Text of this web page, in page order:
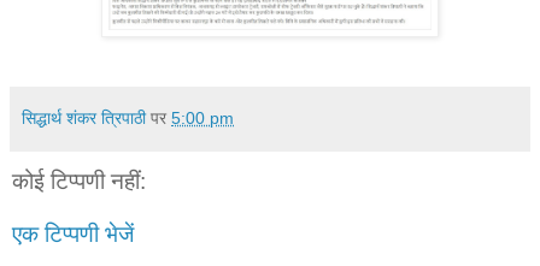
सिद्धार्थ शंकर त्रिपाठी पर 5:00 pm
कोई टिप्पणी नहीं:
एक टिप्पणी भेजें